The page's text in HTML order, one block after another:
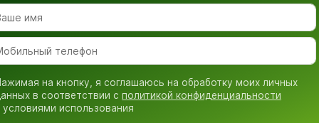
на кнопку, я соглашаюсь на обработку моих личных
в соответствии с политикой конфиденциальности
условиями использования